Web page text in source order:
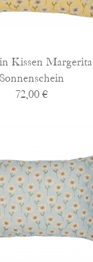
Kissen Margerita
Sonnenschein
72,00 €